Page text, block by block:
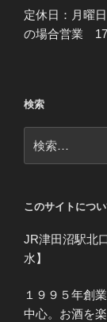
定休
の場合営業
検索
索:
このサイトにつ
JR津田沼駅北
水】
１９９５年創
中心。お酒を